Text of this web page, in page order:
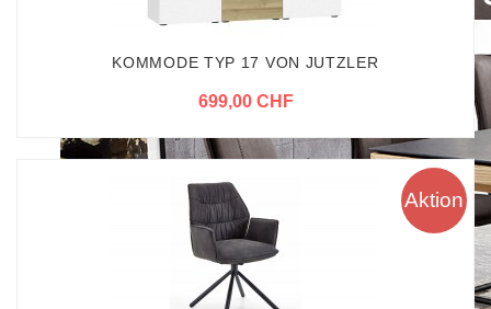
KOMMODE TYP 17 VON JUTZLER
699,00 CHF
Aktion